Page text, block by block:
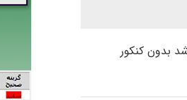
بدون کنکور